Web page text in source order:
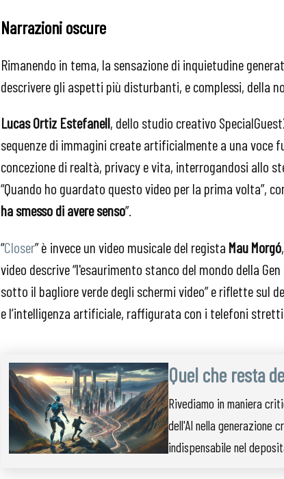
Narrazioni oscure
Rimanendo in tema, la sensazione di inquietudine
descrivere gli aspetti più disturbanti, e complessi, della
Lucas Ortiz Estefanell, dello studio creativo
sequenze di immagini create artificialmente a una voce
concezione di realtà, privacy e vita, interrogandosi allo
“Quando ho guardato questo video per la prima volta”,
ha smesso di avere senso”.
“Closer” è invece un video musicale del regista Mau Morgó
video descrive “l'esaurimento stanco del mondo della
sotto il bagliore verde degli schermi video” e riflette sul
e l’intelligenza artificiale, raffigurata con i telefoni
Quel che resta
Rivediamo in maniera
dell'AI nella generazione
indispensabile nel